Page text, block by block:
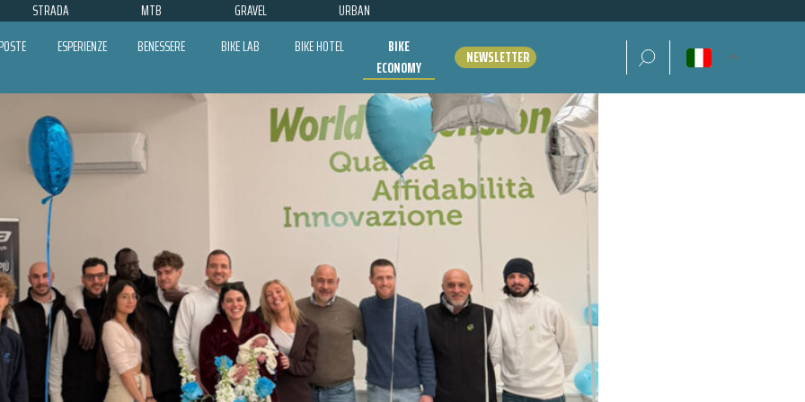
STRADA MTB GRAVEL URBAN
ESPERIENZE BENESSERE BIKE LAB BIKE HOTEL
BIKE
ECONOMY
NEWSLETTER Ricerca per: